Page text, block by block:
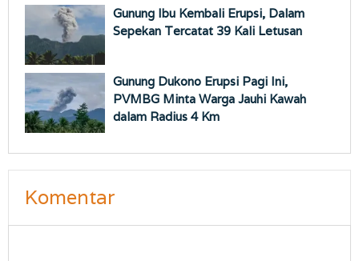
Gunung Ibu Kembali Erupsi, Dalam
Sepekan Tercatat 39 Kali Letusan
Gunung Dukono Erupsi Pagi Ini,
PVMBG Minta Warga Jauhi Kawah
dalam Radius 4 Km
Komentar